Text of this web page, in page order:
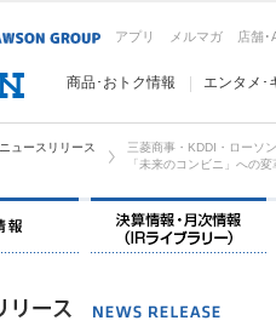
アプリ メルマガ 店舗･
商品･おトク情報 エンタメ･
ニュースリリース
三菱商事・KDDI・ローソ
「未来のコンビニ」への
企業情報